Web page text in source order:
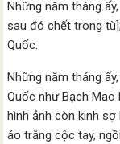
Những năm tháng
sau đó chết trong
Quốc.
Những năm tháng
Quốc như Bạch Mao
hình ảnh còn kinh
áo trắng cộc tay,